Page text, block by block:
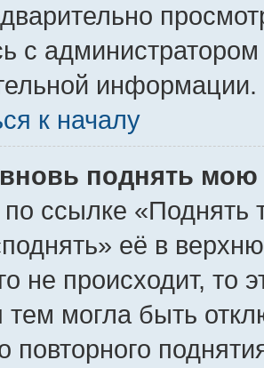
с
информации.
к началу
поднять мою
ссылке «Поднять
её в
не происходит, то
тем могла быть
повторного